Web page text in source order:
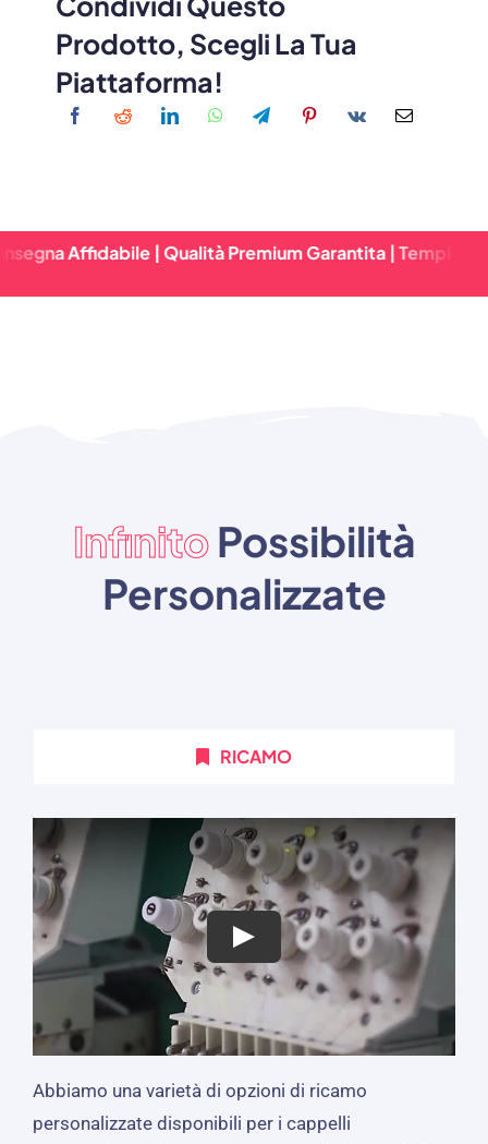
Prodotto, Scegli La Tua
Piattaforma!
| Qualità Premium Garantita | Tempi Di
InfinitoPossibilità
Personalizzate
RICAMO
Abbiamo una varietà di opzioni di ricamo
personalizzate disponibili per i cappelli